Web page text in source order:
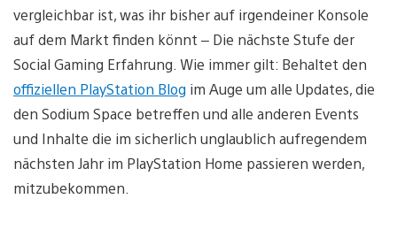
vergleichbar ist, was ihr bisher auf irgendeiner Konsole
auf dem Markt finden könnt – Die nächste Stufe der
Social Gaming Erfahrung. Wie immer gilt: Behaltet den
offiziellen PlayStation Blog im Auge um alle Updates, die
den Sodium Space betreffen und alle anderen Events
und Inhalte die im sicherlich unglaublich aufregendem
nächsten Jahr im PlayStation Home passieren werden,
mitzubekommen.